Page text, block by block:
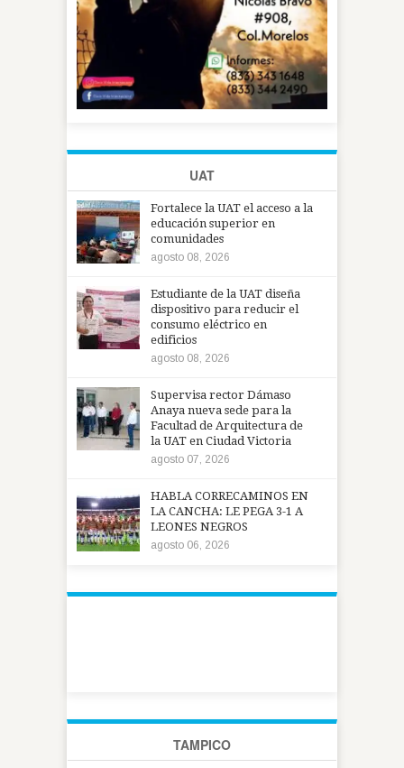
UAT
Fortalece la UAT el acceso a la
educación superior en
comunidades
agosto 08, 2026
Estudiante de la UAT diseña
dispositivo para reducir el
consumo eléctrico en
edificios
agosto 08, 2026
Supervisa rector Dámaso
Anaya nueva sede para la
Facultad de Arquitectura de
la UAT en Ciudad Victoria
agosto 07, 2026
HABLA CORRECAMINOS EN
LA CANCHA: LE PEGA 3-1 A
LEONES NEGROS
agosto 06, 2026
TAMPICO